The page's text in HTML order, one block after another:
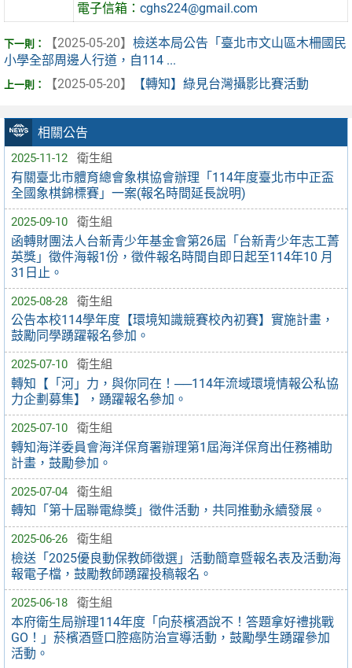
相關公告
2025-11-12 衛生組
有關臺北市體育總會象棋協會辦理「114年度臺北市中正盃
全國象棋錦標賽」一案(報名時間延長說明)
2025-09-10 衛生組
函轉財團法人台新青少年基金會第26屆「台新青少年志工菁
英獎」徵件海報1份，徵件報名時間自即日起至114年10 月
31日止。
2025-08-28 衛生組
公告本校114學年度【環境知識競賽校內初賽】實施計畫，
鼓勵同學踴躍報名參加。
2025-07-10 衛生組
轉知【「河」力，與你同在！──114年流域環境情報公私協
力企劃募集】，踴躍報名參加。
2025-07-10 衛生組
轉知海洋委員會海洋保育署辦理第1屆海洋保育出任務補助
計畫，鼓勵參加。
2025-07-04 衛生組
轉知「第十屆聯電綠獎」徵件活動，共同推動永續發展。
2025-06-26 衛生組
檢送「2025優良動保教師徵選」活動簡章暨報名表及活動海
報電子檔，鼓勵教師踴躍投稿報名。
2025-06-18 衛生組
本府衛生局辦理114年度「向菸檳酒說不！答題拿好禮挑戰
GO！」菸檳酒暨口腔癌防治宣導活動，鼓勵學生踴躍參加
活動。
電子信箱：cghs224@gmail.com
【2025-05-20】 檢送本局公告「臺北市文山區木柵國民
小學全部周邊人行道，自114 ...
【2025-05-20】
【轉知】綠見台灣攝影比賽活動